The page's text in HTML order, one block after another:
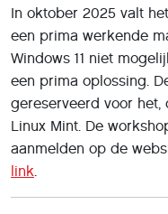
In oktober 2025 valt
een prima werkende
Windows 11 niet
een prima oplossing.
gereserveerd voor het,
Linux Mint. De
aanmelden op de
link.